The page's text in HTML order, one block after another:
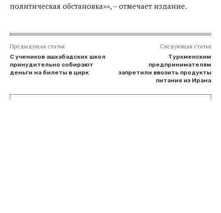
политическая обстановка»», – отмечает издание.
Предыдущая статья
С учеников ашхабадских школ
принудительно собирают
деньги на билеты в цирк
Следующая статья
Туркменским
предпринимателям
запретили ввозить продукты
питания из Ирана